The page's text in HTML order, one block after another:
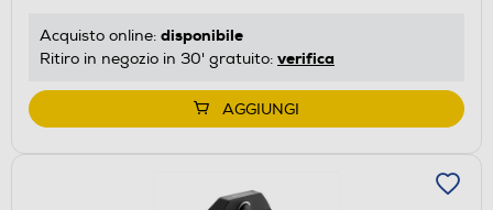
Acquisto online: disponibile
Ritiro in negozio in 30' gratuito: verifica
AGGIUNGI